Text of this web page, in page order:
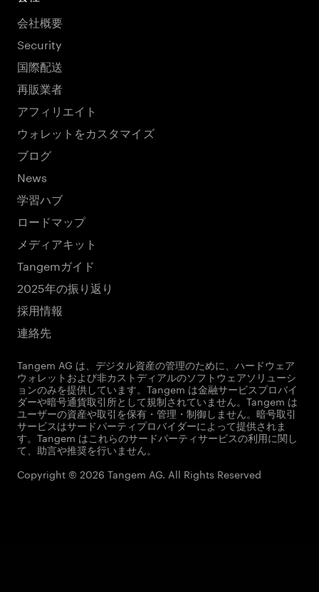
会社概要
Security
国際配送
再販業者
アフィリエイト
ウォレットをカスタマイズ
ブログ
News
学習ハブ
ロードマップ
メディアキット
Tangemガイド
2025年の振り返り
採用情報
連絡先
Tangem AG は、デジタル資産の管理のために、ハードウェア
ウォレットおよび非カストディアルのソフトウェアソリューシ
ョンのみを提供しています。Tangem は金融サービスプロバイ
ダーや暗号通貨取引所として規制されていません。Tangem は
ユーザーの資産や取引を保有・管理・制御しません。暗号取引
サービスはサードパーティプロバイダーによって提供されま
す。Tangem はこれらのサードパーティサービスの利用に関し
て、助言や推奨を行いません。